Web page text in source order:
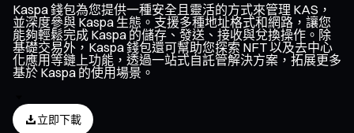
Kaspa 錢包為您提供一種安全且靈活的方式來管理 KAS，
並深度參與 Kaspa 生態。支援多種地址格式和網路，讓您
能夠輕鬆完成 Kaspa 的儲存、發送、接收與兌換操作。除
基礎交易外，Kaspa 錢包還可幫助您探索 NFT 以及去中心
化應用等鏈上功能，透過一站式自託管解決方案，拓展更多
基於 Kaspa 的使用場景。
立即下載